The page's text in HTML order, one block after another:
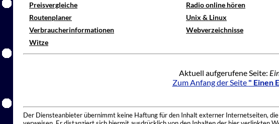
Preisvergleiche
Radio online hören
Routenplaner
Unix & Linux
Verbraucherinformationen
Webverzeichnisse
Witze
Aktuell aufgerufene Seite:
Zum Anfang der Seite " Einen
Der Diensteanbieter übernimmt keine Haftung für den Inhalt externer Internetseiten,